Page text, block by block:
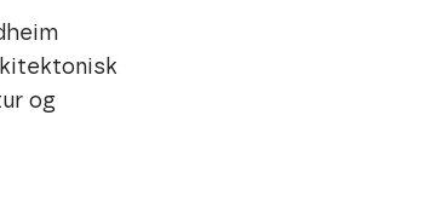
utstillinger gir
historie.
aktivt museum
og bidrar til at
og